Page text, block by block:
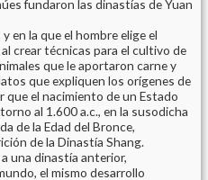
fundaron las dinastías de Yuan
en la que el hombre elige el
crear técnicas para el cultivo de
que le aportaron carne y
que expliquen los orígenes de
que el nacimiento de un Estado
al 1.600 a.c., en la susodicha
de la Edad del Bronce,
de la Dinastía Shang.
una dinastía anterior,
el mismo desarrollo